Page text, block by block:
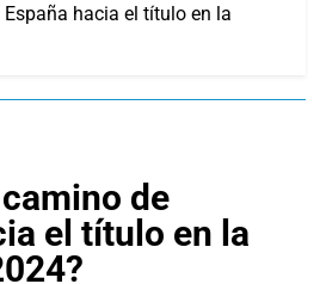
hacia el título en la
de
el título en la